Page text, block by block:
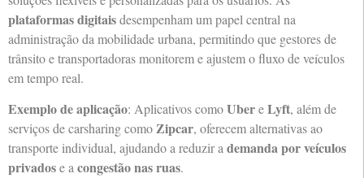
plataformas digitaisdesempenham um papel central na
administração da mobilidade urbana, permitindo que gestores de
trânsito e transportadoras monitorem e ajustem o fluxo de veículos
em tempo real.
Exemplo de aplicação: Aplicativos comoUbereLyft, além de
serviços de carsharing comoZipcar, oferecem alternativas ao
transporte individual, ajudando a reduzir a demanda por veículos
privadose a congestão nas ruas.